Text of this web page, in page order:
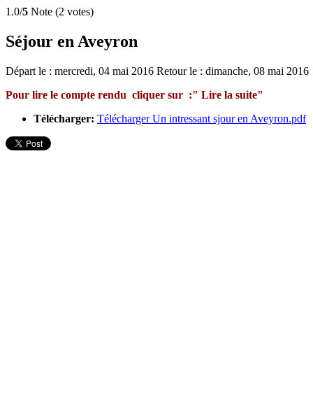
1.0/5 Note (2 votes)
Séjour en Aveyron
Départ le : mercredi, 04 mai 2016 Retour le : dimanche, 08 mai 2016
Pour lire le compte rendu cliquer sur :" Lire la suite"
Télécharger: Télécharger Un intressant sjour en Aveyron.pdf